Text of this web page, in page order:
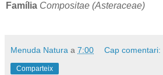
Família Compositae (Asteraceae)
Menuda Natura a 7:00 Cap comentari:
Comparteix